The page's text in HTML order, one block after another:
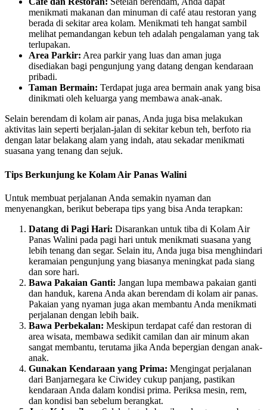
menikmati makanan dan minuman di café atau restoran yang
berada di sekitar area kolam. Menikmati teh hangat sambil
melihat pemandangan kebun teh adalah pengalaman yang tak
terlupakan.
Area Parkir: Area parkir yang luas dan aman juga
disediakan bagi pengunjung yang datang dengan kendaraan
pribadi.
Taman Bermain: Terdapat juga area bermain anak yang bisa
dinikmati oleh keluarga yang membawa anak-anak.
Selain berendam di kolam air panas, Anda juga bisa melakukan
aktivitas lain seperti berjalan-jalan di sekitar kebun teh, berfoto ria
dengan latar belakang alam yang indah, atau sekadar menikmati
suasana yang tenang dan sejuk.
Tips Berkunjung ke Kolam Air Panas Walini
Untuk membuat perjalanan Anda semakin nyaman dan
menyenangkan, berikut beberapa tips yang bisa Anda terapkan:
Datang di Pagi Hari: Disarankan untuk tiba di Kolam Air
Panas Walini pada pagi hari untuk menikmati suasana yang
lebih tenang dan segar. Selain itu, Anda juga bisa menghindari
keramaian pengunjung yang biasanya meningkat pada siang
dan sore hari.
Bawa Pakaian Ganti: Jangan lupa membawa pakaian ganti
dan handuk, karena Anda akan berendam di kolam air panas.
Pakaian yang nyaman juga akan membantu Anda menikmati
perjalanan dengan lebih baik.
Bawa Perbekalan: Meskipun terdapat café dan restoran di
area wisata, membawa sedikit camilan dan air minum akan
sangat membantu, terutama jika Anda bepergian dengan anak-
anak.
Gunakan Kendaraan yang Prima: Mengingat perjalanan
dari Banjarnegara ke Ciwidey cukup panjang, pastikan
kendaraan Anda dalam kondisi prima. Periksa mesin, rem,
dan kondisi ban sebelum berangkat.